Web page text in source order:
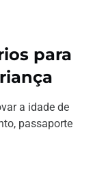
para
a idade de
passaporte